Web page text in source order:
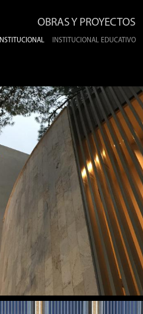
OBRAS Y PROYECTOS
INSTITUCIONAL INSTITUCIONAL EDUCATIVO